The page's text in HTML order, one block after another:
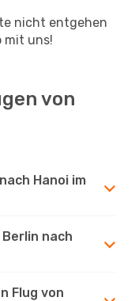
nicht entgehen
mit uns!
von
Hanoi im
nach
Flug von